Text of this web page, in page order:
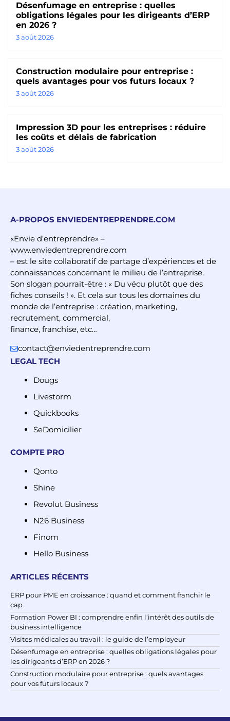
Désenfumage en entreprise : quelles
obligations légales pour les dirigeants d’ERP
en 2026 ?
3 août 2026
Construction modulaire pour entreprise :
quels avantages pour vos futurs locaux ?
3 août 2026
Impression 3D pour les entreprises : réduire
les coûts et délais de fabrication
3 août 2026
A-PROPOS ENVIEDENTREPRENDRE.COM
«Envie d’entreprendre» –
www.enviedentreprendre.com
– est le site collaboratif de partage d’expériences et de
connaissances concernant le milieu de l’entreprise.
Son slogan pourrait-être : « Du vécu plutôt que des
fiches conseils ! ». Et cela sur tous les domaines du
monde de l’entreprise : création, marketing,
recrutement, commercial,
finance, franchise, etc…
contact@enviedentreprendre.com
LEGAL TECH
Dougs
Livestorm
Quickbooks
SeDomicilier
COMPTE PRO
Qonto
Shine
Revolut Business
N26 Business
Finom
Hello Business
ARTICLES RÉCENTS
ERP pour PME en croissance : quand et comment franchir le
cap
Formation Power BI : comprendre enfin l’intérêt des outils de
business intelligence
Visites médicales au travail : le guide de l’employeur
Désenfumage en entreprise : quelles obligations légales pour
les dirigeants d’ERP en 2026 ?
Construction modulaire pour entreprise : quels avantages
pour vos futurs locaux ?